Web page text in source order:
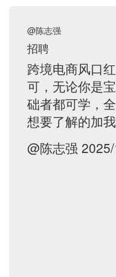
@陈志强
招聘
跨境电商风口
可，无论你是
础者都可学，
想要了解的加
@陈志强